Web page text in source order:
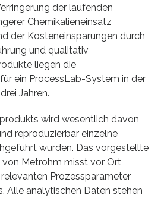
der laufenden
Chemikalieneinsatz
der Kosteneinsparungen durch
und qualitativ
liegen die
ein ProcessLab-System in der
Jahren.
wird wesentlich davon
reproduzierbar einzelne
wurden. Das vorgestellte
Metrohm misst vor Ort
Prozessparameter
Alle analytischen Daten stehen